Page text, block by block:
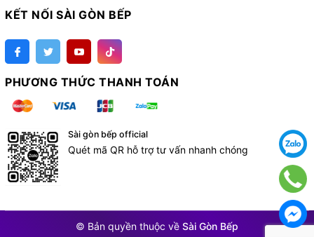
KẾT NỐI SÀI GÒN BẾP
PHƯƠNG THỨC THANH TOÁN
Sài gòn bếp official
Quét mã QR hỗ trợ tư vấn nhanh chóng
© Bản quyền thuộc về Sài Gòn Bếp